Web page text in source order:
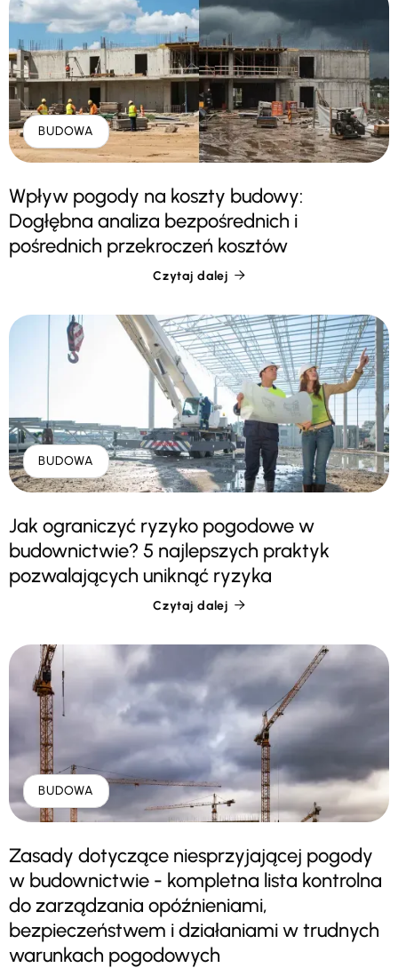
BUDOWA
Wpływ pogody na koszty budowy:
Dogłębna analiza bezpośrednich i
pośrednich przekroczeń kosztów
Czytaj dalej 
BUDOWA
Jak ograniczyć ryzyko pogodowe w
budownictwie? 5 najlepszych praktyk
pozwalających uniknąć ryzyka
Czytaj dalej 
BUDOWA
Zasady dotyczące niesprzyjającej pogody
w budownictwie - kompletna lista kontrolna
do zarządzania opóźnieniami,
bezpieczeństwem i działaniami w trudnych
warunkach pogodowych